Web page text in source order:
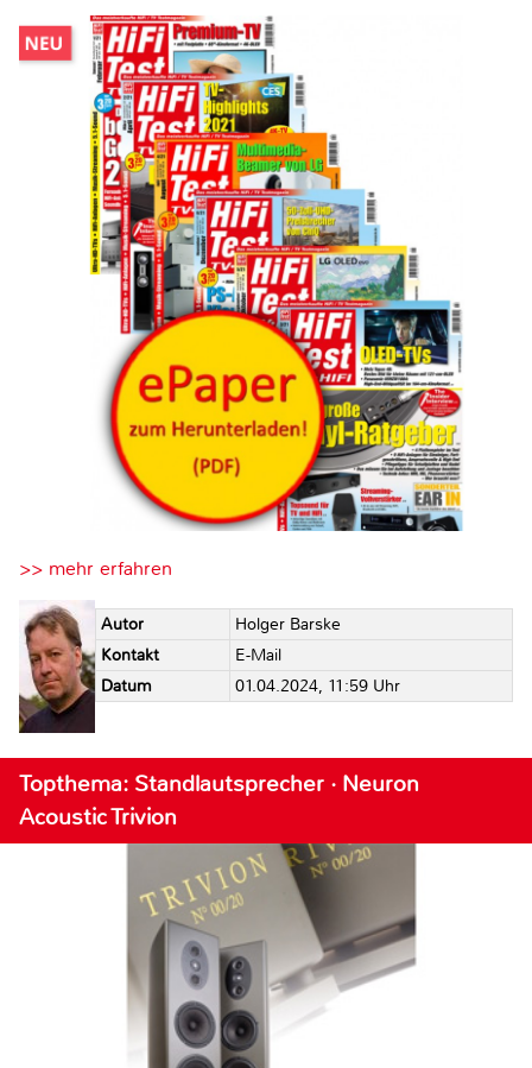
>> mehr erfahren
Autor
Holger Barske
Kontakt
E-Mail
Datum
01.04.2024, 11:59 Uhr
Topthema: Standlautsprecher · Neuron
Acoustic Trivion